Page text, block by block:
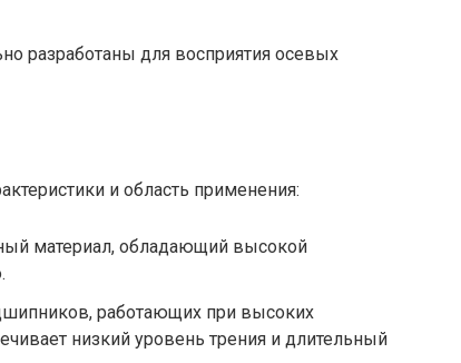
разработаны для восприятия осевых
и область применения:
материал, обладающий высокой
работающих при высоких
низкий уровень трения и длительный